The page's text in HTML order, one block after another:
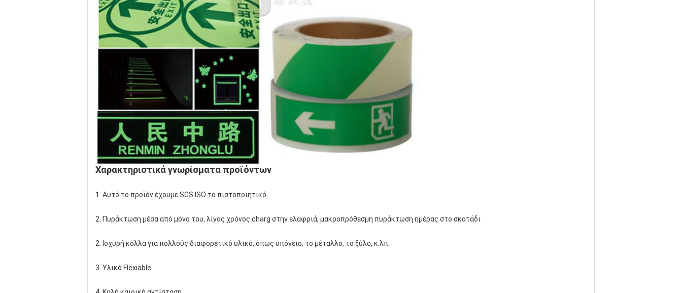
Χαρακτηριστικά γνωρίσματα προϊόντων
1. Αυτό το προϊόν έχουμε SGS ISO το πιστοποιητικό.
2. Πυράκτωση μέσα από μόνο του, λίγος χρόνος charg στην ελαφριά, μακροπρόθεσμη πυράκτωση ημέρας στο σκοτάδι
2. Ισχυρή κόλλα για πολλούς διαφορετικό υλικό, όπως υπόγειο, το μέταλλο, το ξύλο, κ.λπ.
3. Υλικό Flexiable